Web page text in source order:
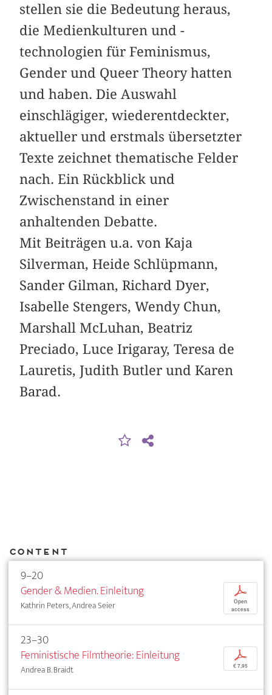
stellen sie die Bedeutung heraus,
die Medienkulturen und -
technologien für Feminismus,
Gender und Queer Theory hatten
und haben. Die Auswahl
einschlägiger, wiederentdeckter,
aktueller und erstmals übersetzter
Texte zeichnet thematische Felder
nach. Ein Rückblick und
Zwischenstand in einer
anhaltenden Debatte.
Mit Beiträgen u.a. von Kaja
Silverman, Heide Schlüpmann,
Sander Gilman, Richard Dyer,
Isabelle Stengers, Wendy Chun,
Marshall McLuhan, Beatriz
Preciado, Luce Irigaray, Teresa de
Lauretis, Judith Butler und Karen
Barad.
Content
9–20
Gender & Medien. Einleitung
Kathrin Peters, Andrea Seier
p
Open
access
23–30
Feministische Filmtheorie: Einleitung
Andrea B. Braidt
p
€ 7,95